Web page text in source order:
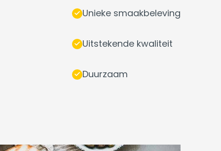
Unieke smaakbeleving
Uitstekende kwaliteit
Duurzaam